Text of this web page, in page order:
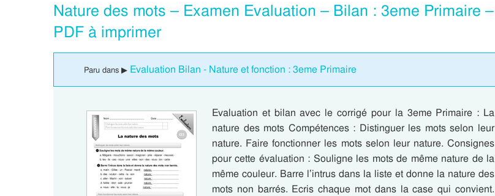
Nature des mots – Examen Evaluation – Bilan : 3eme Primaire –
PDF à imprimer
Paru dans ▶ Evaluation Bilan - Nature et fonction : 3eme Primaire
Evaluation et bilan avec le corrigé pour la 3eme Primaire : La
nature des mots Compétences : Distinguer les mots selon leur
nature. Faire fonctionner les mots selon leur nature. Consignes
pour cette évaluation : Souligne les mots de même nature de la
même couleur. Barre l’intrus dans la liste et donne la nature des
mots non barrés. Ecris chaque mot dans la case qui convient.